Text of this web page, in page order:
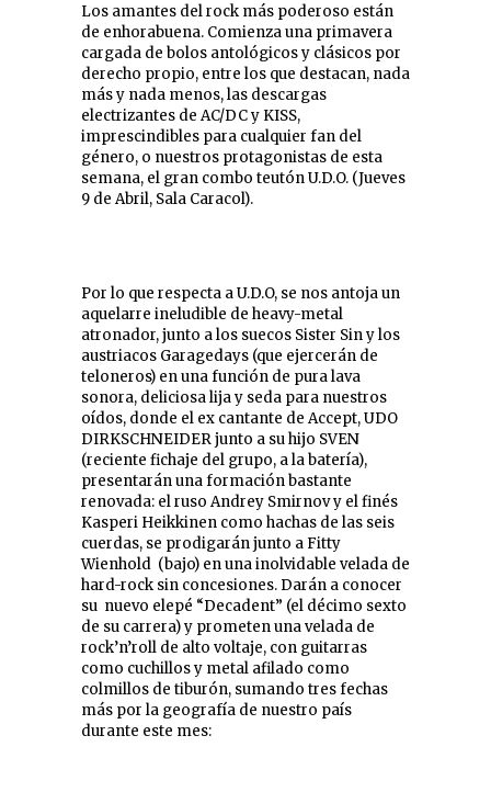
Los amantes del rock más poderoso están
de enhorabuena. Comienza una primavera
cargada de bolos antológicos y clásicos por
derecho propio, entre los que destacan, nada
más y nada menos, las descargas
electrizantes de AC/DC y KISS,
imprescindibles para cualquier fan del
género, o nuestros protagonistas de esta
semana, el gran combo teutón U.D.O. (Jueves
9 de Abril, Sala Caracol).
Por lo que respecta a U.D.O, se nos antoja un
aquelarre ineludible de heavy-metal
atronador, junto a los suecos Sister Sin y los
austriacos Garagedays (que ejercerán de
teloneros) en una función de pura lava
sonora, deliciosa lija y seda para nuestros
oídos, donde el ex cantante de Accept, UDO
DIRKSCHNEIDER junto a su hijo SVEN
(reciente fichaje del grupo, a la batería),
presentarán una formación bastante
renovada: el ruso Andrey Smirnov y el finés
Kasperi Heikkinen como hachas de las seis
cuerdas, se prodigarán junto a Fitty
Wienhold (bajo) en una inolvidable velada de
hard-rock sin concesiones. Darán a conocer
su nuevo elepé “Decadent” (el décimo sexto
de su carrera) y prometen una velada de
rock’n’roll de alto voltaje, con guitarras
como cuchillos y metal afilado como
colmillos de tiburón, sumando tres fechas
más por la geografía de nuestro país
durante este mes: